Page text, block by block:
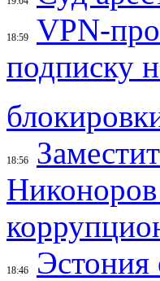
18:59
VPN-
подписку
18:56
18:46
Эстония